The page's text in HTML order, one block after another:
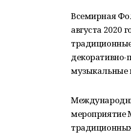
Всемирная
августа 2020
декоративно-
музыкальные
мероприятие